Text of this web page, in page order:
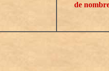
de